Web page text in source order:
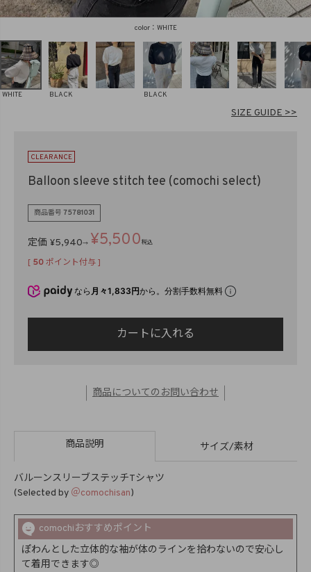
〜
在庫なし商品
表示する
WHITE
WHITE BLACK BLACK
SIZE GUIDE >>
CLEARANCE
Balloon sleeve stitch tee (comochi select)
商品番号 75781031
定価 ¥5,940→ ¥5,500 税込
[ 50ポイント付与 ]
なら 月々1,833円から。分割手数料無料
カートに入れる
商品についてのお問い合わせ
商品説明 サイズ/素材
バルーンスリーブステッチTシャツ
(Selected by ＠comochisan)
comochiおすすめポイント
ぽわんとした立体的な袖が体のラインを拾わないので安心し
て着用できます◎